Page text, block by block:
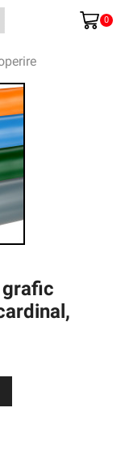
0
grafic